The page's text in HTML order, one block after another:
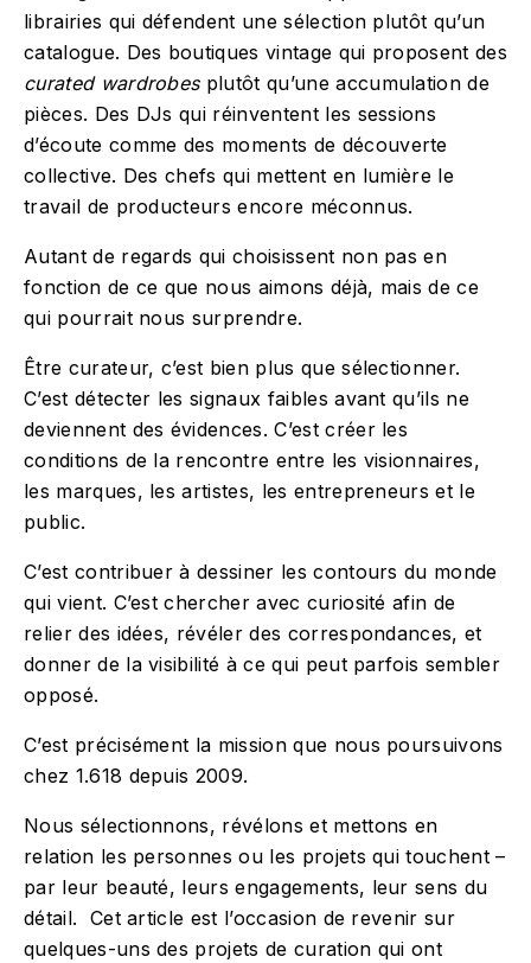
librairies qui défendent une sélection plutôt qu’un
catalogue. Des boutiques vintage qui proposent des
curated wardrobes plutôt qu’une accumulation de
pièces. Des DJs qui réinventent les sessions
d’écoute comme des moments de découverte
collective. Des chefs qui mettent en lumière le
travail de producteurs encore méconnus.
Autant de regards qui choisissent non pas en
fonction de ce que nous aimons déjà, mais de ce
qui pourrait nous surprendre.
Être curateur, c’est bien plus que sélectionner.
C’est détecter les signaux faibles avant qu’ils ne
deviennent des évidences. C’est créer les
conditions de la rencontre entre les visionnaires,
les marques, les artistes, les entrepreneurs et le
public.
C’est contribuer à dessiner les contours du monde
qui vient. C’est chercher avec curiosité afin de
relier des idées, révéler des correspondances, et
donner de la visibilité à ce qui peut parfois sembler
opposé.
C’est précisément la mission que nous poursuivons
chez 1.618 depuis 2009.
Nous sélectionnons, révélons et mettons en
relation les personnes ou les projets qui touchent –
par leur beauté, leurs engagements, leur sens du
détail. Cet article est l’occasion de revenir sur
quelques-uns des projets de curation qui ont